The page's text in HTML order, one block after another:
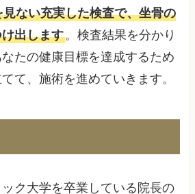
見ない充実した検査で、坐骨の
出します。検査結果を分かり
たの健康目標を達成するため
て、施術を進めていきます。
ク大学を卒業している院長の